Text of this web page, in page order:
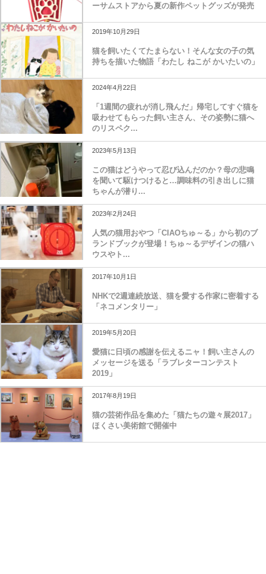
ーサムストアから夏の新作ペットグッズが発売
2019年10月29日
猫を飼いたくてたまらない！そんな女の子の気
持ちを描いた物語「わたし ねこが かいたいの」
2024年4月22日
「1週間の疲れが消し飛んだ」帰宅してすぐ猫を
吸わせてもらった飼い主さん、その姿勢に猫へ
のリスペク...
2023年5月13日
この猫はどうやって忍び込んだのか？母の悲鳴
を聞いて駆けつけると…調味料の引き出しに猫
ちゃんが潜り...
2023年2月24日
人気の猫用おやつ「CIAOちゅ～る」から初のブ
ランドブックが登場！ちゅ～るデザインの猫ハ
ウスやト...
2017年10月1日
NHKで2週連続放送、猫を愛する作家に密着する
「ネコメンタリー」
2019年5月20日
愛猫に日頃の感謝を伝えるニャ！飼い主さんの
メッセージを送る「ラブレターコンテスト
2019」
2017年8月19日
猫の芸術作品を集めた「猫たちの遊々展2017」
ほくさい美術館で開催中